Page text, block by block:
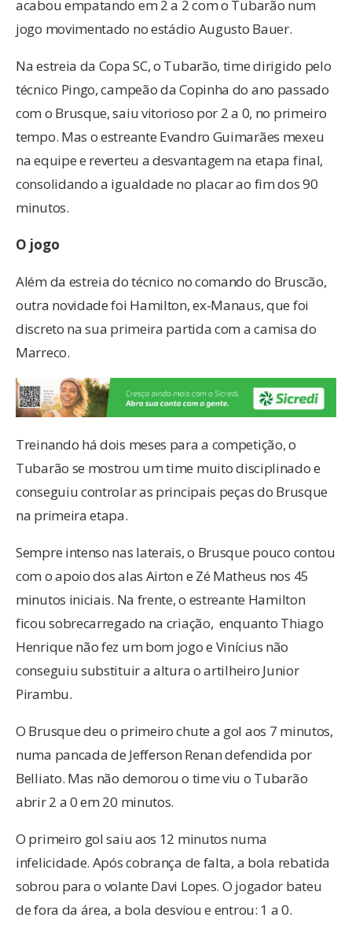
acabou empatando em 2 a 2 com o Tubarão num
jogo movimentado no estádio Augusto Bauer.
Na estreia da Copa SC, o Tubarão, time dirigido pelo
técnico Pingo, campeão da Copinha do ano passado
com o Brusque, saiu vitorioso por 2 a 0, no primeiro
tempo. Mas o estreante Evandro Guimarães mexeu
na equipe e reverteu a desvantagem na etapa final,
consolidando a igualdade no placar ao fim dos 90
minutos.
O jogo
Além da estreia do técnico no comando do Bruscão,
outra novidade foi Hamilton, ex-Manaus, que foi
discreto na sua primeira partida com a camisa do
Marreco.
Treinando há dois meses para a competição, o
Tubarão se mostrou um time muito disciplinado e
conseguiu controlar as principais peças do Brusque
na primeira etapa.
Sempre intenso nas laterais, o Brusque pouco contou
com o apoio dos alas Airton e Zé Matheus nos 45
minutos iniciais. Na frente, o estreante Hamilton
ficou sobrecarregado na criação, enquanto Thiago
Henrique não fez um bom jogo e Vinícius não
conseguiu substituir a altura o artilheiro Junior
Pirambu.
O Brusque deu o primeiro chute a gol aos 7 minutos,
numa pancada de Jefferson Renan defendida por
Belliato. Mas não demorou o time viu o Tubarão
abrir 2 a 0 em 20 minutos.
O primeiro gol saiu aos 12 minutos numa
infelicidade. Após cobrança de falta, a bola rebatida
sobrou para o volante Davi Lopes. O jogador bateu
de fora da área, a bola desviou e entrou: 1 a 0.